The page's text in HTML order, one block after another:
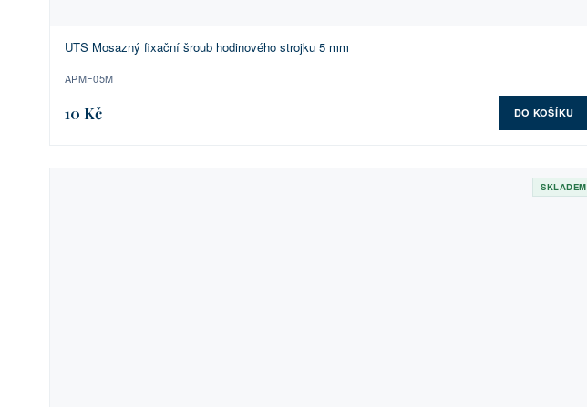
UTS Mosazný fixační šroub hodinového strojku 5 mm
APMF05M
10 Kč DO KOŠÍKU
SKLADEM